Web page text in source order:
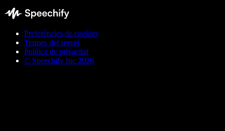
Preferències de cookies
Termes del servei
Política de privacitat
© Speechify Inc 2026